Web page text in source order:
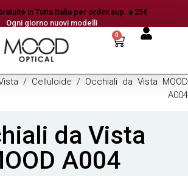
in Tutta Italia per ordini sup. a 25€
Ogni giorno nuovi modelli
0
/ Celluloide / Occhiali da Vista MOOD
A004
da Vista
A004